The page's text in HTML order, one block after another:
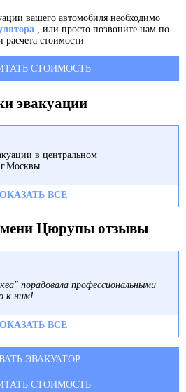
вашего автомобиля необходимо
, или просто позвоните нам по
расчета стоимости
СТОИМОСТЬ
эвакуации
в центральном
ВСЕ
Цюрупы отзывы
порадовала профессиональными
к ним!
ВСЕ
ЭВАКУАТОР
СТОИМОСТЬ